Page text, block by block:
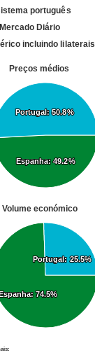
Preços médios
Volume económico
Espanha: 49.2%
Espanha: 49.2%
Portugal: 50.8%
Portugal: 50.8%
74.5%
74.5%
Portugal: 25.5%
Portugal: 25.5%
português
Diário
incluindo lilaterais